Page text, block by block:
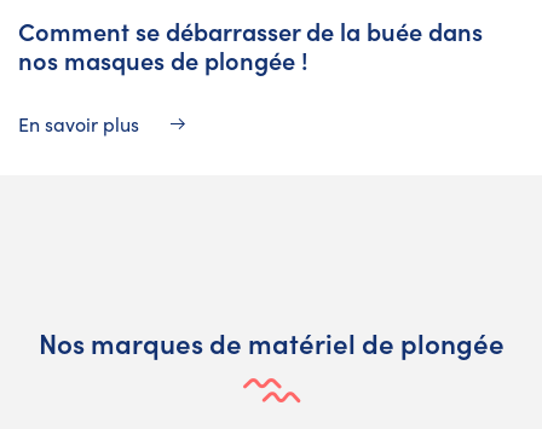
Comment se débarrasser de la buée dans
nos masques de plongée !
En savoir plus
Nos marques de matériel de plongée